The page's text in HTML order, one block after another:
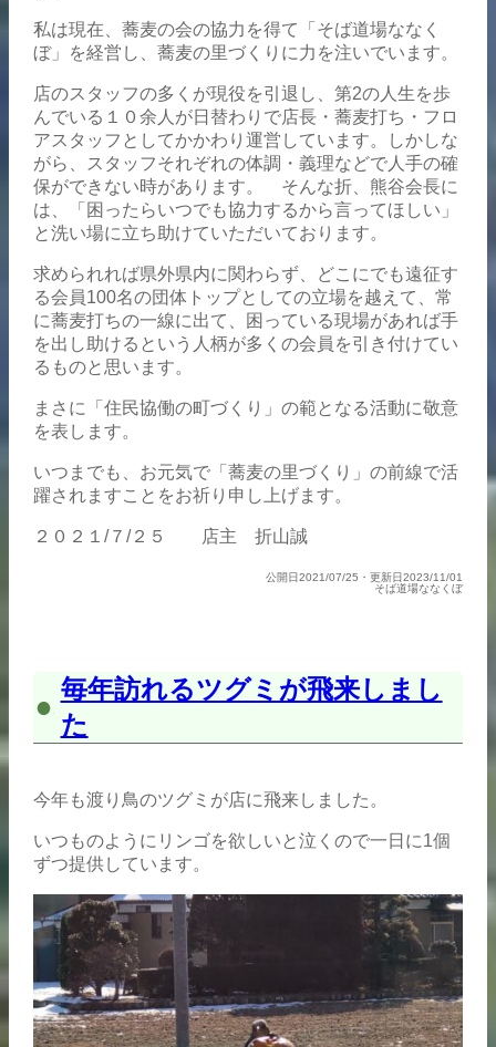
私は現在、蕎麦の会の協力を得て「そば道場ななく
ぼ」を経営し、蕎麦の里づくりに力を注いでいます。
店のスタッフの多くが現役を引退し、第2の人生を歩
んでいる１０余人が日替わりで店長・蕎麦打ち・フロ
アスタッフとしてかかわり運営しています。しかしな
がら、スタッフそれぞれの体調・義理などで人手の確
保ができない時があります。 そんな折、熊谷会長に
は、「困ったらいつでも協力するから言ってほしい」
と洗い場に立ち助けていただいております。
求められれば県外県内に関わらず、どこにでも遠征す
る会員100名の団体トップとしての立場を越えて、常
に蕎麦打ちの一線に出て、困っている現場があれば手
を出し助けるという人柄が多くの会員を引き付けてい
るものと思います。
まさに「住民協働の町づくり」の範となる活動に敬意
を表します。
いつまでも、お元気で「蕎麦の里づくり」の前線で活
躍されますことをお祈り申し上げます。
２０２１/７/２５ 店主 折山誠
公開日2021/07/25・更新日2023/11/01
そば道場ななくぼ
毎年訪れるツグミが飛来しまし
た
今年も渡り鳥のツグミが店に飛来しました。
いつものようにリンゴを欲しいと泣くので一日に1個
ずつ提供しています。